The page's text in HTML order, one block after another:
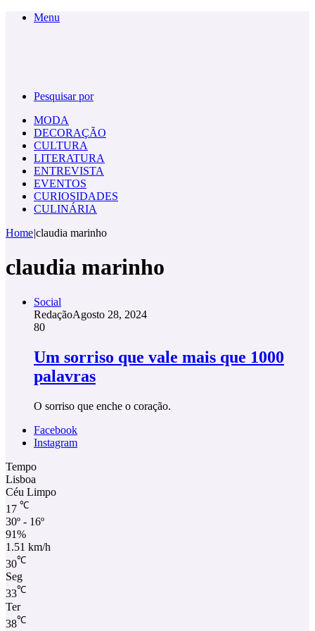
Menu
Pesquisar por
MODA
DECORAÇÃO
CULTURA
LITERATURA
ENTREVISTA
EVENTOS
CURIOSIDADES
CULINÁRIA
Home|claudia marinho
claudia marinho
Social
RedaçãoAgosto 28, 2024
80
Um sorriso que vale mais que 1000
palavras
O sorriso que enche o coração.
Facebook
Instagram
Tempo
Lisboa
Céu Limpo
17 ℃
30º - 16º
91%
1.51 km/h
30℃
Seg
33℃
Ter
38℃